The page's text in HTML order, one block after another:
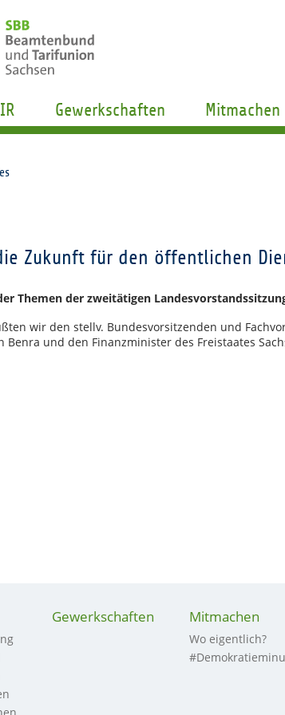
Gewerkschaften Mitmachen
Zukunft für den öffentlichen
Themen der zweitätigen
wir den stellv. Bundesvorsitzenden und
Benra und den Finanzminister des Freistaates
Gewerkschaften Mitmachen
Wo eigentlich?